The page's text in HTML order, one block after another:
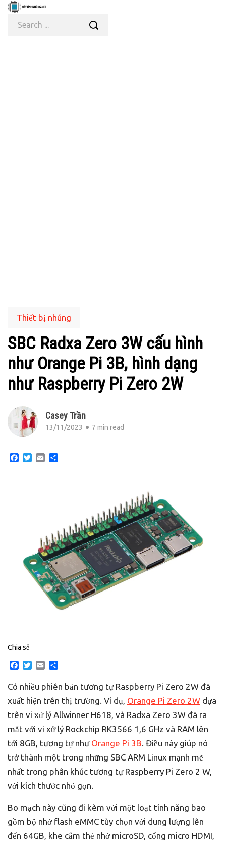
Thiết bị nhúng
SBC Radxa Zero 3W cấu hình
như Orange Pi 3B, hình dạng
như Raspberry Pi Zero 2W
Casey Trần
13/11/2023 7 min read
Facebook
TwitterEmail
Chia sẻ
Facebook
TwitterEmail
Có nhiều phiên bản tương tự Raspberry Pi Zero 2W đã
xuất hiện trên thị trường. Ví dụ, Orange Pi Zero 2W dựa
trên vi xử lý Allwinner H618, và Radxa Zero 3W đã ra
mắt với vi xử lý Rockchip RK3566 1,6 GHz và RAM lên
tới 8GB, tương tự như Orange Pi 3B . Điều này giúp nó
trở thành một trong những SBC ARM Linux mạnh mẽ
nhất trong phân khúc tương tự Raspberry Pi Zero 2 W,
với kích thước nhỏ gọn.
Bo mạch này cũng đi kèm với một loạt tính năng bao
gồm bộ nhớ flash eMMC tùy chọn với dung lượng lên
đến 64GB, khe cắm thẻ nhớ microSD, cổng micro HDMI,